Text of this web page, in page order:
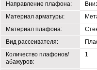
Направление плафона:
Материал арматуры:
Материал плафона:
Вид рассеивателя:
Количество плафонов/
абажуров:
1